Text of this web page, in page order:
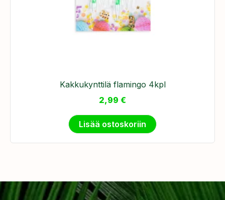
Kakkukynttilä flamingo 4kpl
2,99 €
Lisää ostoskoriin